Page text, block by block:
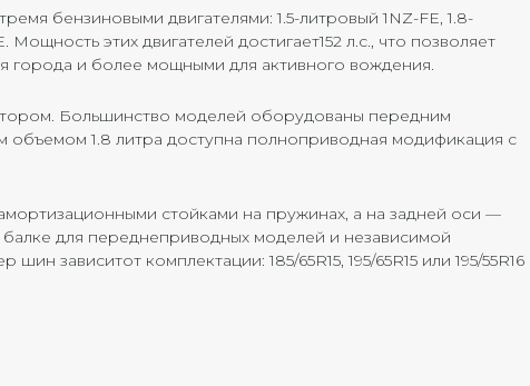
бензиновыми двигателями: 1.5-литровый 1NZ-FE, 1.8-
этих двигателей достигает152 л.с., что позволяет
города и более мощными для активного вождения.
Большинство моделей оборудованы передним
объемом 1.8 литра доступна полноприводная модификация с
стойками на пружинах, а на задней оси —
для переднеприводных моделей и независимой
зависитот комплектации: 185/65R15, 195/65R15 или 195/55R16